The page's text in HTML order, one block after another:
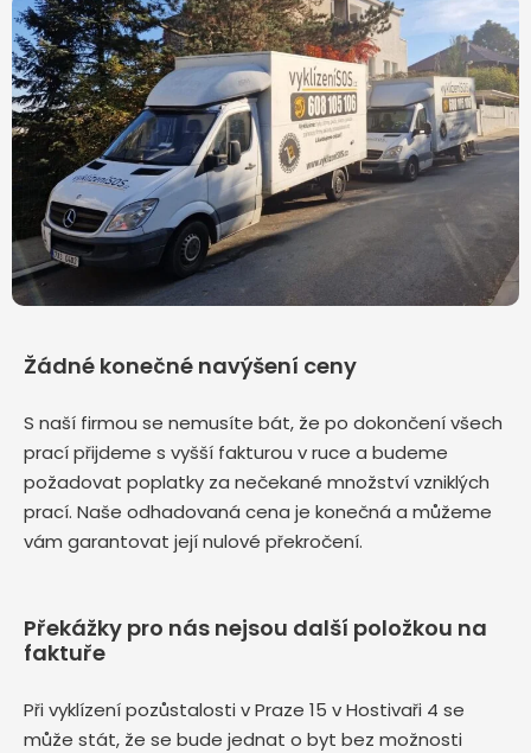
Žádné konečné navýšení ceny
S naší firmou se nemusíte bát, že po dokončení všech
prací přijdeme s vyšší fakturou v ruce a budeme
požadovat poplatky za nečekané množství vzniklých
prací. Naše odhadovaná cena je konečná a můžeme
vám garantovat její nulové překročení.
Překážky pro nás nejsou další položkou na
faktuře
Při vyklízení pozůstalosti v Praze 15 v Hostivaři 4 se
může stát, že se bude jednat o byt bez možnosti